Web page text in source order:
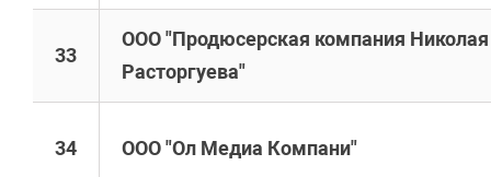
33
ООО "Продюсерская компания Николая
Расторгуева"
34 ООО "Ол Медиа Компани"